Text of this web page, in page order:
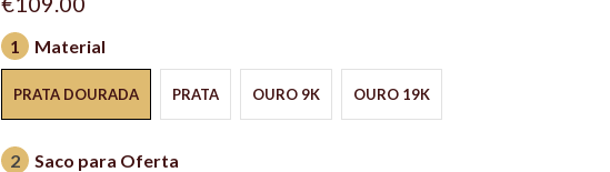
1 Material
PRATA DOURADA PRATA OURO 9K OURO 19K
2 Saco para Oferta